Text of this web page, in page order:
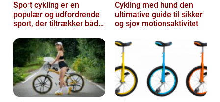
Sport cykling er en
populær og udfordrende
sport, der tiltrækker både
professionelle atl...
Cykling med hund den
ultimative guide til sikker
og sjov motionsaktivitet